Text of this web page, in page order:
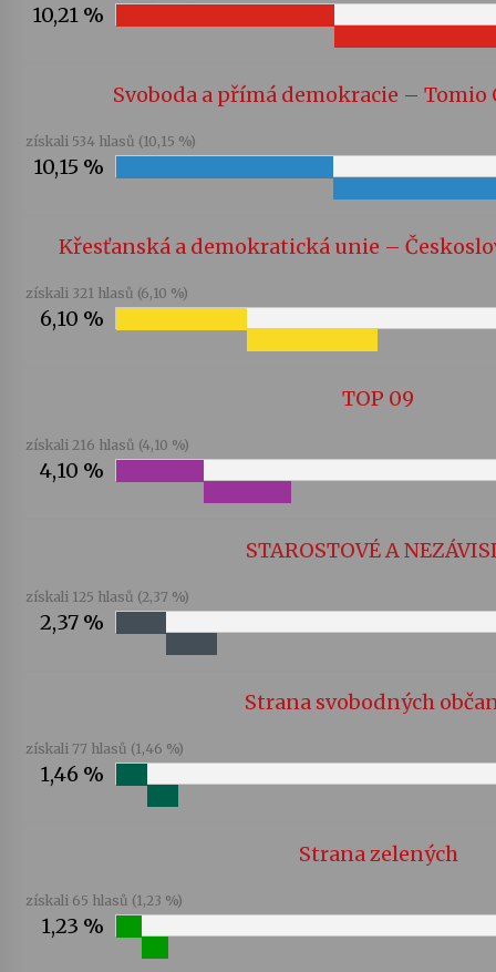
10,21 %
Svoboda a přímá demokracie – Tomio
získali 534 hlasů (10,15 %)
10,15 %
Křesťanská a demokratická unie –
získali 321 hlasů (6,10 %)
6,10 %
TOP 09
získali 216 hlasů (4,10 %)
4,10 %
STAROSTOVÉ A
získali 125 hlasů (2,37 %)
2,37 %
Strana svobodných
získali 77 hlasů (1,46 %)
1,46 %
Strana zelených
získali 65 hlasů (1,23 %)
1,23 %